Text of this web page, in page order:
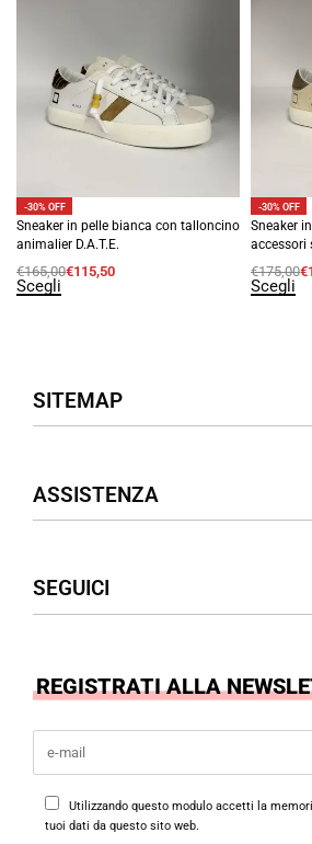
-30% OFF
Sneaker in pelle bianca con talloncino
animalier D.A.T.E.
€165,00€115,50
Scegli
-30% OFF
Sneaker
accessori
€175,00€
Scegli
SITEMAP
Donna
Borse
ASSISTENZA
Termini & Condizioni
SEGUICI
Instagram
REGISTRATI ALLA
Utilizzando questo modulo accetti la
tuoi dati da questo sito web.